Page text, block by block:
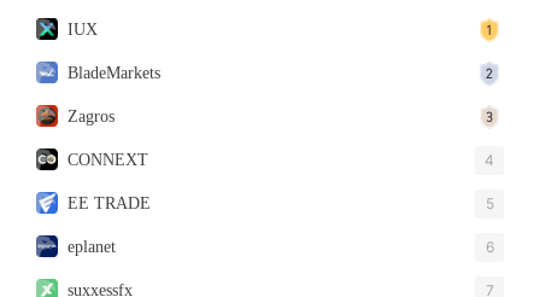
IUX
BladeMarkets
Zagros
CONNEXT 4
EE TRADE 5
eplanet 6
suxxessfx 7